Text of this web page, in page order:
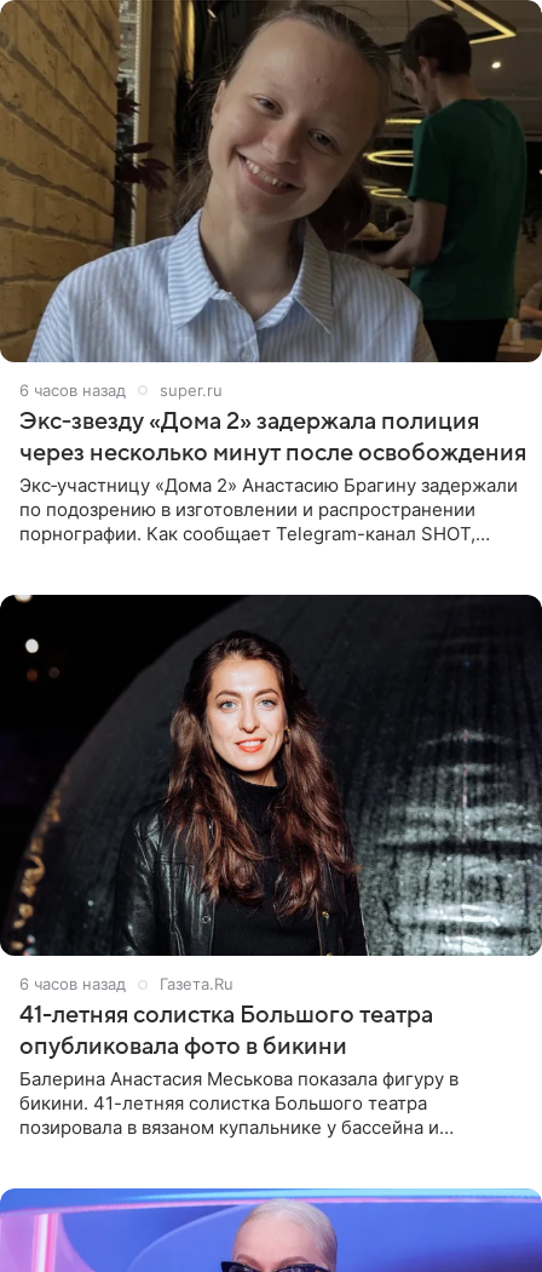
6 часов назад super.ru
Экс‑звезду «Дома 2» задержала полиция
через несколько минут после освобождения
Экс‑участницу «Дома 2» Анастасию Брагину задержали
по подозрению в изготовлении и распространении
порнографии. Как сообщает Telegram-канал SHOT,
6 часов назад Газета.Ru
41-летняя солистка Большого театра
опубликовала фото в бикини
Балерина Анастасия Меськова показала фигуру в
бикини. 41-летняя солистка Большого театра
позировала в вязаном купальнике у бассейна и